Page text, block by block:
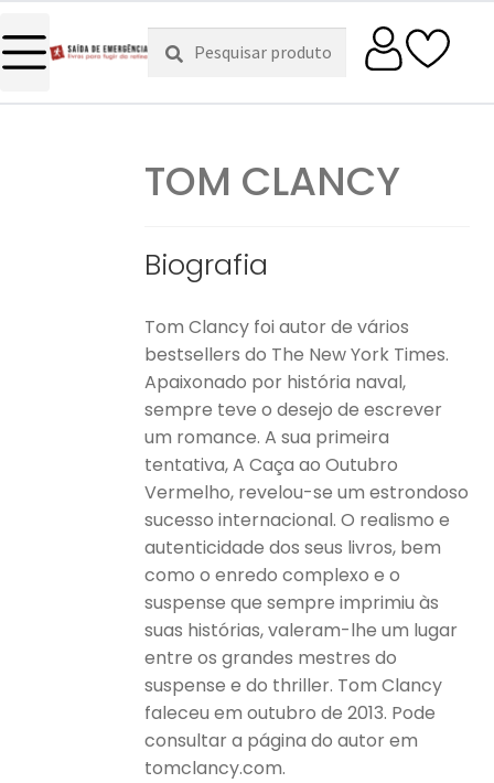
Pesquisar
por:
Pesquisa
TOM CLANCY
Biografia
Tom Clancy foi autor de vários
bestsellers do The New York Times.
Apaixonado por história naval,
sempre teve o desejo de escrever
um romance. A sua primeira
tentativa, A Caça ao Outubro
Vermelho, revelou-se um estrondoso
sucesso internacional. O realismo e
autenticidade dos seus livros, bem
como o enredo complexo e o
suspense que sempre imprimiu às
suas histórias, valeram-lhe um lugar
entre os grandes mestres do
suspense e do thriller. Tom Clancy
faleceu em outubro de 2013. Pode
consultar a página do autor em
tomclancy.com.